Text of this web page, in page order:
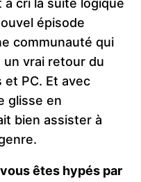
cri la suite logique
épisode
communauté qui
vrai retour du
PC. Et avec
glisse en
bien assister à
êtes hypés par